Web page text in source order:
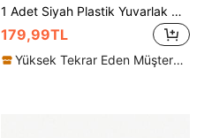
1 Adet Siyah Plastik Yuvarlak Çiçek Vazosu Dekoru, Yapay Kuru Çiçek Dekorasyon Vazosu, Çiçek Düzenlemeleri İçin Sanatsal Vazo, Sade Sonbahar Oturma Odası ve Sergi Salonu Dekoru, Ev Dekoru, Çiçek Vazosu, Orta Süsleme, Masa Dekoru, Oturma Odası Dekoru
179,99TL
Yüksek Tekrar Eden Müşteriler